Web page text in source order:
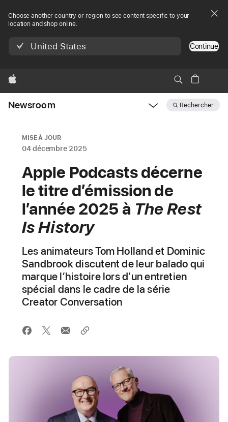
Choose another country or region to see content specific to your
location and shop online.
United States Continue
Apple
Newsroom Rechercher
MISE À JOUR
04 décembre 2025
Apple Podcasts décerne
le titre d’émission de
l’année 2025 à The Rest
Is History
Les animateurs Tom Holland et Dominic
Sandbrook discutent de leur balado qui
marque l’histoire lors d’un entretien
spécial dans le cadre de la série
Creator Conversation